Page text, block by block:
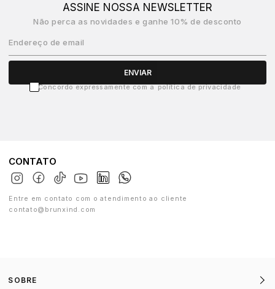
ASSINE NOSSA NEWSLETTER
Não perca as novidades e ganhe 10% de desconto
Endereço de email
ENVIAR
Concordo expressamente com a política de privacidade
CONTATO
Entre em contato com o atendimento ao cliente
contato@brunxind.com
SOBRE